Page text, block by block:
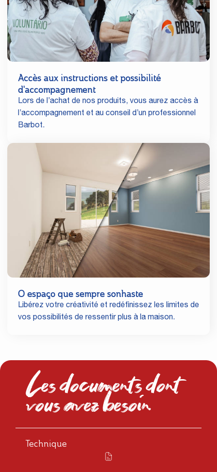
Accès aux instructions et possibilité
d'accompagnement
Lors de l’achat de nos produits, vous aurez accès à
l’accompagnement et au conseil d’un professionnel
Barbot.
O espaço que sempre sonhaste
Libérez votre créativité et redéfinissez les limites de
vos possibilités de ressentir plus à la maison.
Les documents dont
vous avez besoin
Technique